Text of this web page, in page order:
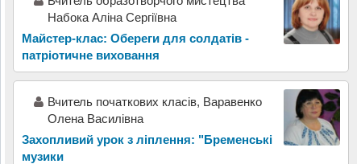
Набока Аліна Сергіївна
Майстер-клас: Обереги для солдатів -
патріотичне виховання
Вчитель початкових класів, Варавенко
Олена Василівна
Захопливий урок з ліплення: "Бременські
музики